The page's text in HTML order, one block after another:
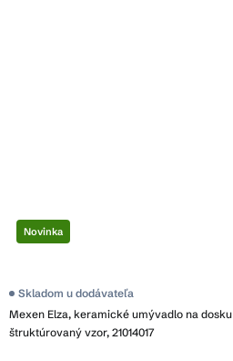
Novinka
Mexen Elza, keramické umývadlo na
štruktúrovaný vzor, 21014017
Skladom u dodávateľa